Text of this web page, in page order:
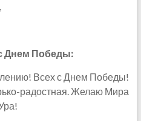
Днем Победы:
Всех с Днем Победы!
радостная. Желаю Мира